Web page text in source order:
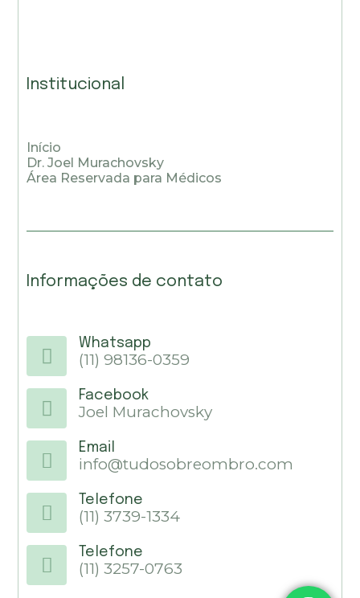
Institucional
Início
Dr. Joel Murachovsky
Área Reservada para Médicos
Informações de contato
Whatsapp
(11) 98136-0359
Facebook
Joel Murachovsky
Email
info@tudosobreombro.com
Telefone
(11) 3739-1334
Telefone
(11) 3257-0763